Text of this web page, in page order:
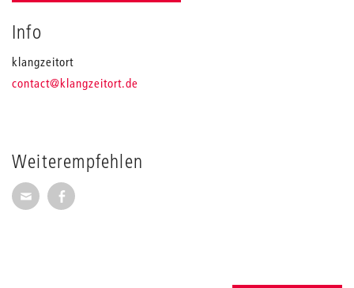
Weiterempfehlen
Seite per E-Mail weiterempfehlen
Seite auf Facebook weiterempfehlen
Info
klangzeitort
contact_
@klangzeitort.de